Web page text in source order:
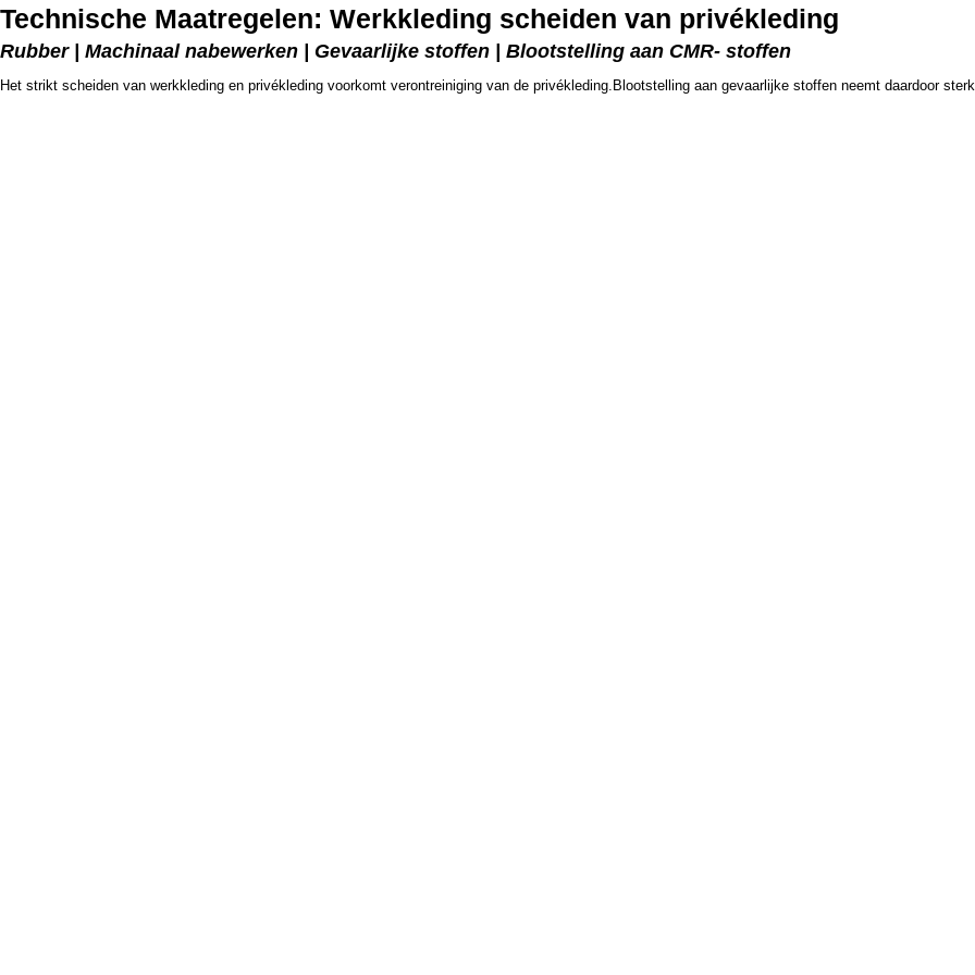
Technische Maatregelen: Werkkleding scheiden van privékleding
Rubber | Machinaal nabewerken | Gevaarlijke stoffen | Blootstelling aan CMR- stoffen
Het strikt scheiden van werkkleding en privékleding voorkomt verontreiniging van de privékleding.Blootstelling aan gevaarlijke stoffen neemt daardoor